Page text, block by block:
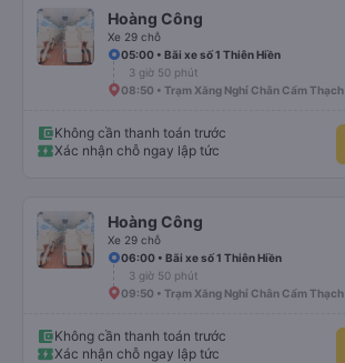
Hoàng Công
Xe 29 chỗ
05:00 • Bãi xe số 1 Thiên Hiền
3 giờ 50 phút
08:50 • Trạm Xăng Nghỉ Chân Cẩm Thạch
Không cần thanh toán trước
Xác nhận chỗ ngay lập tức
Hoàng Công
Xe 29 chỗ
06:00 • Bãi xe số 1 Thiên Hiền
3 giờ 50 phút
09:50 • Trạm Xăng Nghỉ Chân Cẩm Thạch
Không cần thanh toán trước
Xác nhận chỗ ngay lập tức